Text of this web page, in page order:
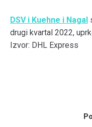
DSV i Kuehne i Nagal
drugi kvartal 2022,
Izvor: DHL Express